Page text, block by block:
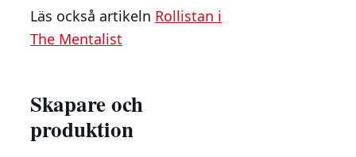
Läs också artikeln Rollistan i
The Mentalist
Skapare och
produktion